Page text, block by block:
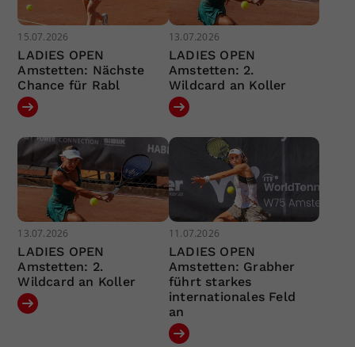
15.07.2026
LADIES OPEN
Amstetten: Nächste
Chance für Rabl
13.07.2026
LADIES OPEN
Amstetten: 2.
Wildcard an Koller
13.07.2026
LADIES OPEN
Amstetten: 2.
Wildcard an Koller
11.07.2026
LADIES OPEN
Amstetten: Grabher
führt starkes
internationales Feld
an